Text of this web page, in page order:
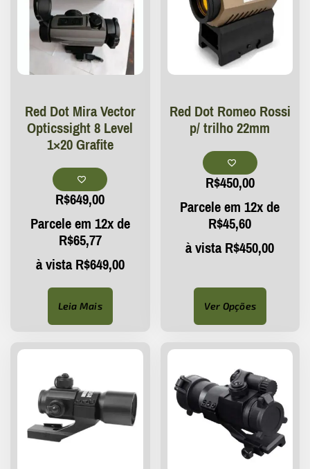
Red Dot Mira Vector
Opticssight 8 Level
1×20 Grafite
R$649,00
Parcele em 12x de
R$65,77
à vistaR$649,00
Leia Mais
Red Dot Romeo Rossi
p/ trilho 22mm
R$450,00
Parcele em 12x de
R$45,60
à vistaR$450,00
Ver Opções